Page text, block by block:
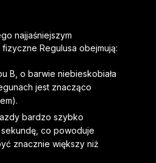
najjaśniejszym
Regulusa obejmują:
B, o barwie niebieskobiała
jest znacząco
bardzo szybko
co powoduje
znacznie większy niż